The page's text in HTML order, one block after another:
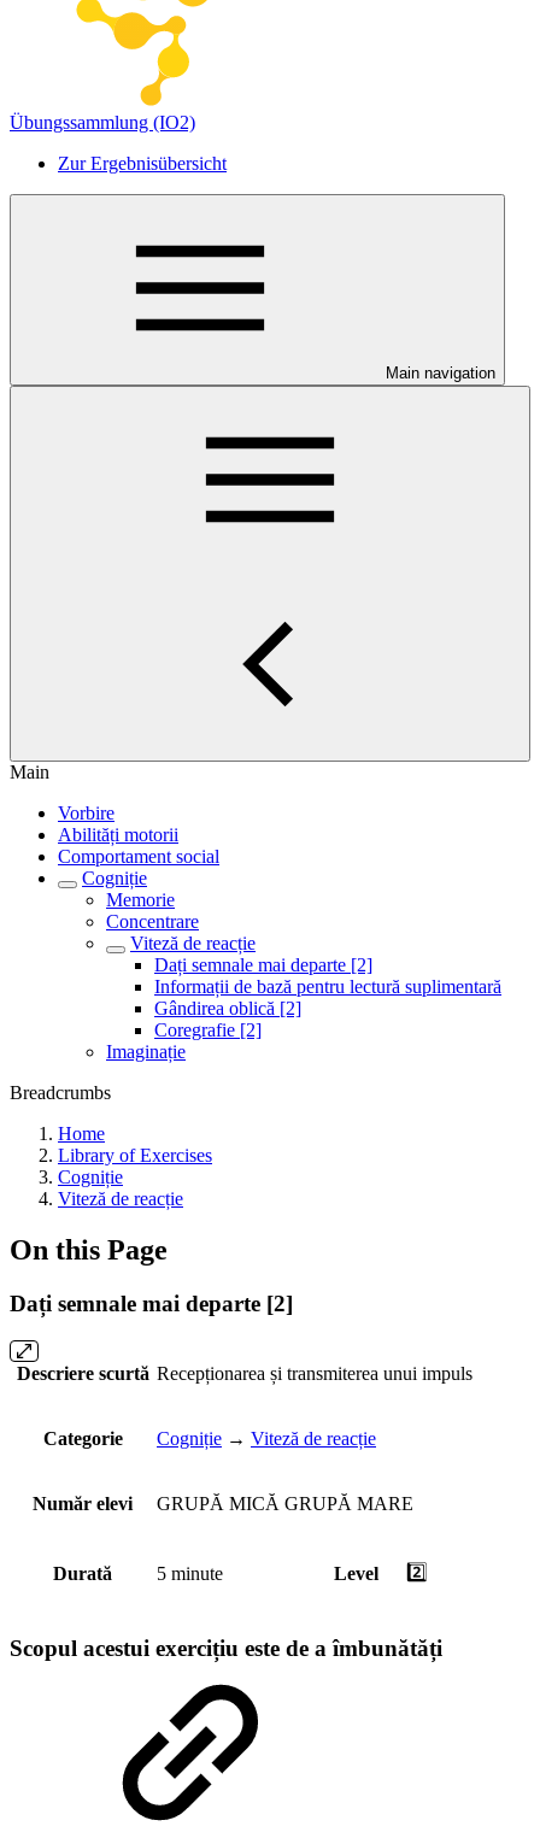
Übungssammlung (IO2)
Zur Ergebnisübersicht
Main navigation
Main
Vorbire
Abilități motorii
Comportament social
Cogniție
Memorie
Concentrare
Viteză de reacție
Dați semnale mai departe [2]
Informații de bază pentru lectură suplimentară
Gândirea oblică [2]
Coregrafie [2]
Imaginație
Breadcrumbs
Home
Library of Exercises
Cogniție
Viteză de reacție
On this Page
Dați semnale mai departe [2]
Descriere scurtă Recepționarea și transmiterea unui impuls
Categorie Cogniție → Viteză de reacție
Număr elevi GRUPĂ MICĂ GRUPĂ MARE
Durată 5 minute Level 2️⃣
Scopul acestui exercițiu este de a îmbunătăți